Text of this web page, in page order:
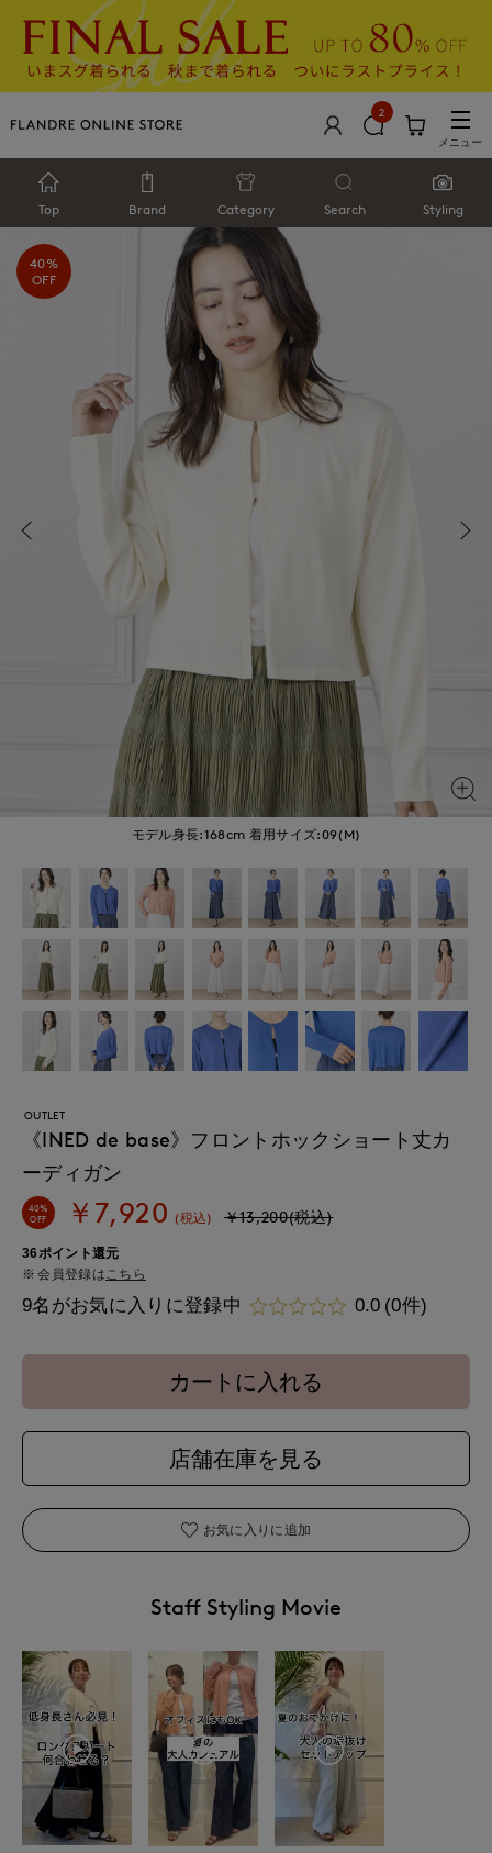
2
メニュー
Top Brand Category Search Styling
モデル身長:168cm 着用サイズ:09(M)
40%
OFF
OUTLET
《INED de base》フロントホックショート丈カ
ーディガン
40%
OFF
￥7,920 (税込) ￥13,200(税込)
36ポイント還元
会員登録は こちら
9名がお気に入りに登録中 0.0 (0件)
カートに入れる
店舗在庫を見る
お気に入りに追加
Staff Styling Movie